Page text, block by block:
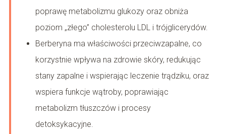
poprawę metabolizmu glukozy oraz obniża
poziom „złego” cholesterolu LDL i trójglicerydów.
Berberyna ma właściwości przeciwzapalne, co
korzystnie wpływa na zdrowie skóry, redukując
stany zapalne i wspierając leczenie trądziku, oraz
wspiera funkcje wątroby, poprawiając
metabolizm tłuszczów i procesy
detoksykacyjne.